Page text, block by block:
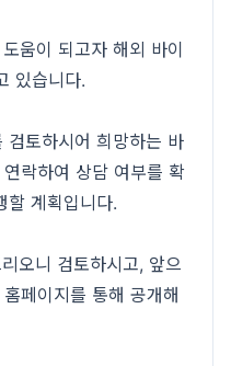
움이 되고자 해외 바이
있습니다.
토하시어 희망하는 바
락하여 상담 여부를 확
할 계획입니다.
오니 검토하시고, 앞으
페이지를 통해 공개해